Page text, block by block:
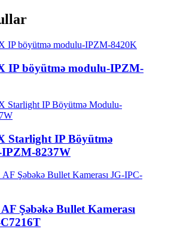
IP böyütmə modulu-IPZM-
Starlight IP Böyütmə
8237W
Şəbəkə Bullet Kamerası